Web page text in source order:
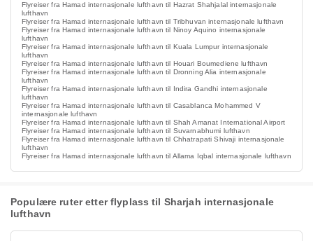
Flyreiser fra Hamad internasjonale lufthavn til Hazrat Shahjalal internasjonale
lufthavn
Flyreiser fra Hamad internasjonale lufthavn til Tribhuvan internasjonale lufthavn
Flyreiser fra Hamad internasjonale lufthavn til Ninoy Aquino internasjonale
lufthavn
Flyreiser fra Hamad internasjonale lufthavn til Kuala Lumpur internasjonale
lufthavn
Flyreiser fra Hamad internasjonale lufthavn til Houari Boumediene lufthavn
Flyreiser fra Hamad internasjonale lufthavn til Dronning Alia internasjonale
lufthavn
Flyreiser fra Hamad internasjonale lufthavn til Indira Gandhi internasjonale
lufthavn
Flyreiser fra Hamad internasjonale lufthavn til Casablanca Mohammed V
internasjonale lufthavn
Flyreiser fra Hamad internasjonale lufthavn til Shah Amanat International Airport
Flyreiser fra Hamad internasjonale lufthavn til Suvarnabhumi lufthavn
Flyreiser fra Hamad internasjonale lufthavn til Chhatrapati Shivaji internasjonale
lufthavn
Flyreiser fra Hamad internasjonale lufthavn til Allama Iqbal internasjonale lufthavn
Populære ruter etter flyplass til Sharjah internasjonale
lufthavn